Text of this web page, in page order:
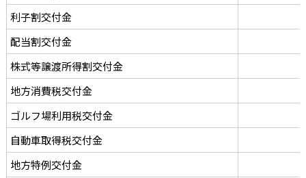
利子割交付金
配当割交付金
株式等譲渡所得割交付金
地方消費税交付金
ゴルフ場利用税交付金
自動車取得税交付金
地方特例交付金